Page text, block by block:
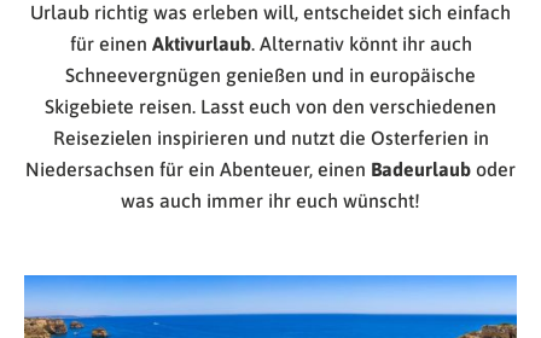
Urlaub richtig was erleben will, entscheidet sich einfach
für einen Aktivurlaub. Alternativ könnt ihr auch
Schneevergnügen genießen und in europäische
Skigebiete reisen. Lasst euch von den verschiedenen
Reisezielen inspirieren und nutzt die Osterferien in
Niedersachsen für ein Abenteuer, einen Badeurlaub oder
was auch immer ihr euch wünscht!